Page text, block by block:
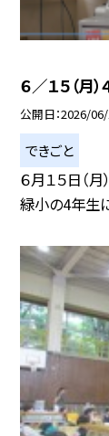
６／１５（月
公開日 2026/
できごと
６月１５日（
緑小の4年生